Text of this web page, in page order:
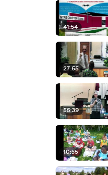
41:54
27:55
55:39
10:55